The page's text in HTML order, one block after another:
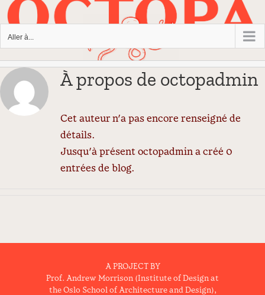
Passer
au
contenu
Aller à...
À propos de octopadmin
Cet auteur n'a pas encore renseigné de
détails.
Jusqu'à présent octopadmin a créé 0
entrées de blog.
A PROJECT BY
Prof. Andrew Morrison (Institute of Design at
the Oslo School of Architecture and Design),